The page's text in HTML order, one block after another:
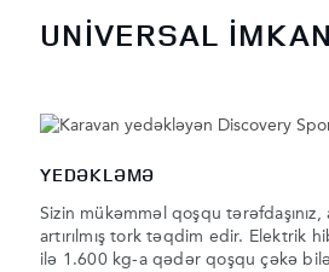
UNİVERSAL
YEDƏKLƏMƏ
Sizin mükəmməl qoşqu tərəfdaşınız,
artırılmış tork təqdim edir. Elektrik
ilə 1.600 kg-a qədər qoşqu çəkə